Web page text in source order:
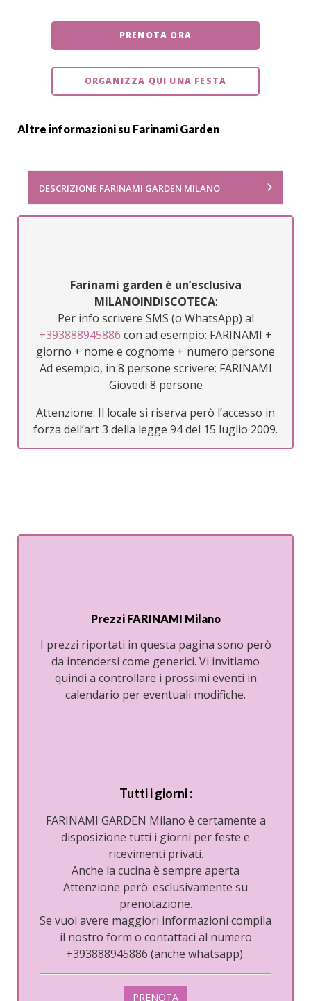
PRENOTA ORA
ORGANIZZA QUI UNA FESTA
Altre informazioni su Farinami Garden
DESCRIZIONE FARINAMI GARDEN MILANO
Farinami garden è un’esclusiva
MILANOINDISCOTECA:
Per info scrivere SMS (o WhatsApp) al
+393888945886 con ad esempio: FARINAMI +
giorno + nome e cognome + numero persone
Ad esempio, in 8 persone scrivere: FARINAMI
Giovedi 8 persone
Attenzione: Il locale si riserva però l’accesso in
forza dell’art 3 della legge 94 del 15 luglio 2009.
Prezzi FARINAMI Milano
I prezzi riportati in questa pagina sono però
da intendersi come generici. Vi invitiamo
quindi a controllare i prossimi eventi in
calendario per eventuali modifiche.
Tutti i giorni:
FARINAMI GARDEN Milano è certamente a
disposizione tutti i giorni per feste e
ricevimenti privati.
Anche la cucina è sempre aperta
Attenzione però: esclusivamente su
prenotazione.
Se vuoi avere maggiori informazioni compila
il nostro form o contattaci al numero
+393888945886 (anche whatsapp).
PRENOTA